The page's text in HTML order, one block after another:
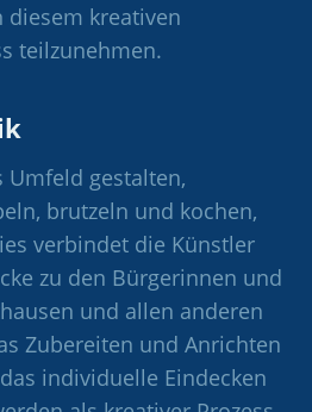
diesem kreativen
teilzunehmen.
Umfeld gestalten,
brutzeln und kochen,
verbindet die Künstler
zu den Bürgerinnen und
und allen anderen
Zubereiten und Anrichten
individuelle Eindecken